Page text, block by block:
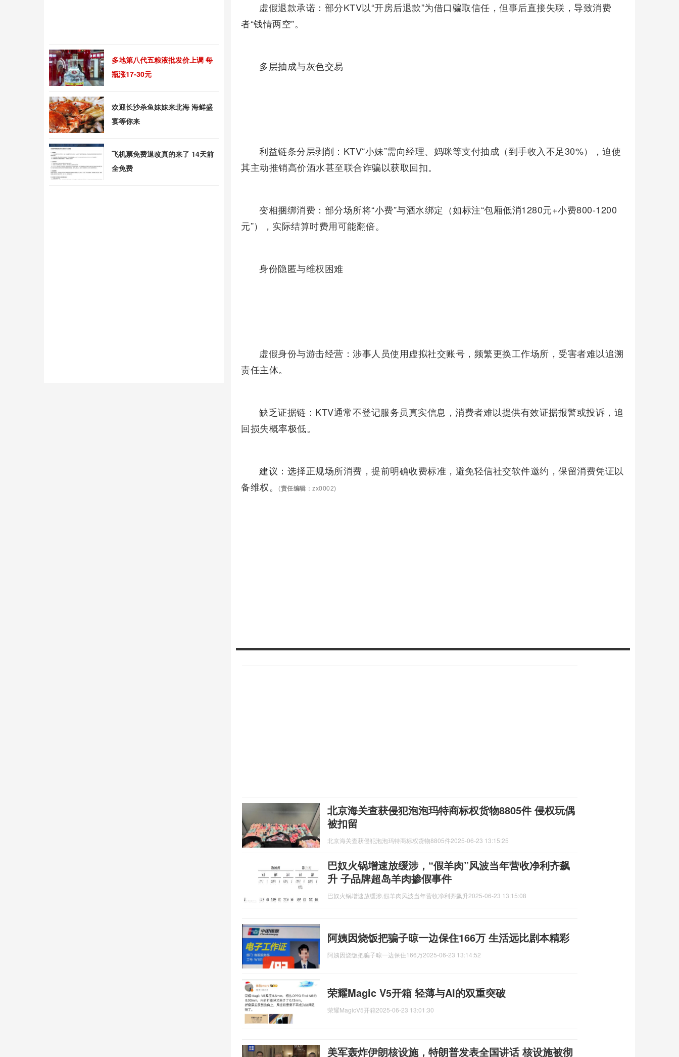
‌虚假退款承诺‌：部分KTV以“开房后退款”为借口骗取信任，但事后直接失联，导致消费
者“钱情两空”。
‌多层抽成与灰色交易‌
‌利益链条分层剥削‌：KTV“小妹”需向经理、妈咪等支付抽成（到手收入不足30%），迫使
其主动推销高价酒水甚至联合诈骗以获取回扣。
‌变相捆绑消费‌：部分场所将“小费”与酒水绑定（如标注“包厢低消1280元+小费800-1200
元”），实际结算时费用可能翻倍。
‌身份隐匿与维权困难‌
‌虚假身份与游击经营‌：涉事人员使用虚拟社交账号，频繁更换工作场所，受害者难以追溯
责任主体。
‌缺乏证据链‌：KTV通常不登记服务员真实信息，消费者难以提供有效证据报警或投诉，追
回损失概率极低。
‌建议‌：选择正规场所消费，提前明确收费标准，避免轻信社交软件邀约，保留消费凭证以
备维权。
(责任编辑 ：zx0002)
北京海关查获侵犯泡泡玛特商标权货物8805件 侵权玩偶
被扣留
北京海关查获侵犯泡泡玛特商标权货物8805件2025-06-23 13:15:25
巴奴火锅增速放缓涉，“假羊肉”风波当年营收净利齐飙
升 子品牌超岛羊肉掺假事件
巴奴火锅增速放缓涉,假羊肉风波当年营收净利齐飙升2025-06-23 13:15:08
阿姨因烧饭把骗子晾一边保住166万 生活远比剧本精彩
阿姨因烧饭把骗子晾一边保住166万2025-06-23 13:14:52
荣耀Magic V5开箱 轻薄与AI的双重突破
荣耀MagicV5开箱2025-06-23 13:01:30
美军轰炸伊朗核设施，特朗普发表全国讲话 核设施被彻
多地第八代五粮液批发价上调 每
瓶涨17-30元
欢迎长沙杀鱼妹妹来北海 海鲜盛
宴等你来
飞机票免费退改真的来了 14天前
全免费